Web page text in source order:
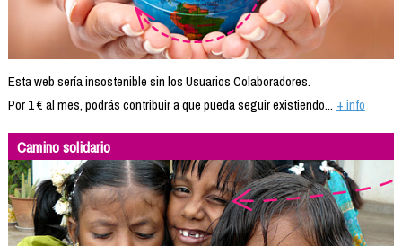
Esta web sería insostenible sin los Usuarios Colaboradores.
Por 1 € al mes, podrás contribuir a que pueda seguir existiendo... + info
Camino solidario